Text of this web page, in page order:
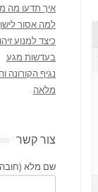
איך תדעו מה
למה אסור
כיצד למנוע
בעדשות מגע
נגיף
מלאה
צור קשר
שם מלא